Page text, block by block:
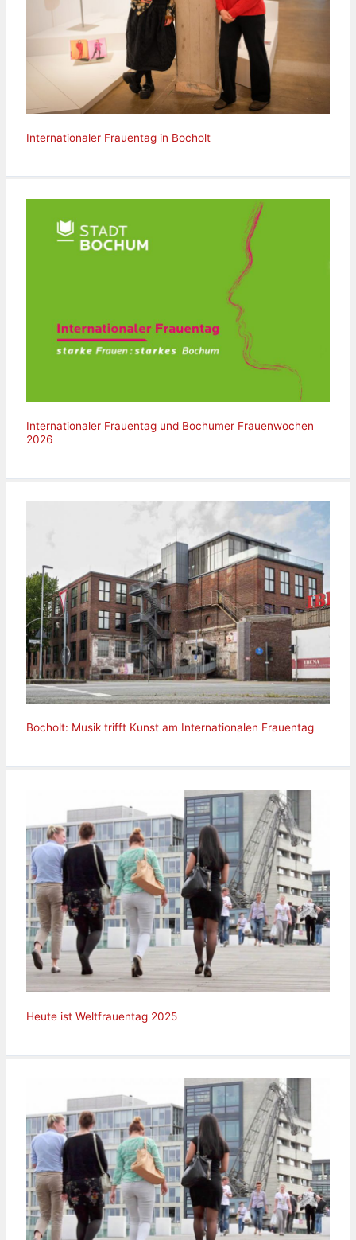
Internationaler Frauentag in Bocholt
Internationaler Frauentag und Bochumer Frauenwochen
2026
Bocholt: Musik trifft Kunst am Internationalen Frauentag
Heute ist Weltfrauentag 2025